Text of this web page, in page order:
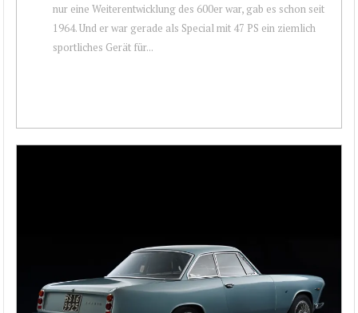
nur eine Weiterentwicklung des 600er war, gab es schon seit
1964. Und er war gerade als Special mit 47 PS ein ziemlich
sportliches Gerät für...